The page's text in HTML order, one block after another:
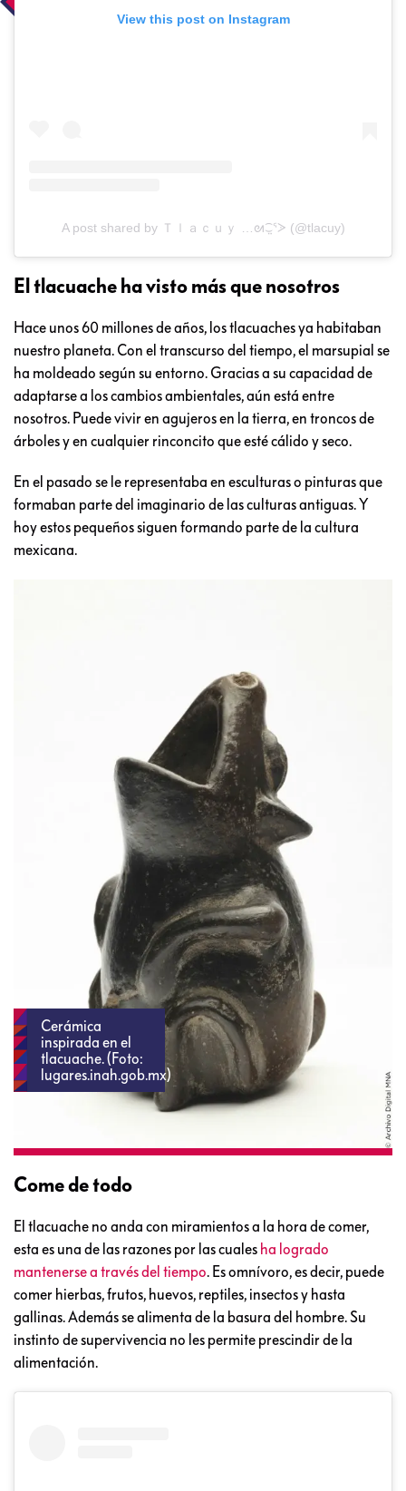
View this post on Instagram
A post shared by Ｔｌａｃｕｙ …ᘛ⁐̤ᕐᐷ (@tlacuy)
El tlacuache ha visto más que nosotros
Hace unos 60 millones de años, los tlacuaches ya habitaban
nuestro planeta. Con el transcurso del tiempo, el marsupial se
ha moldeado según su entorno. Gracias a su capacidad de
adaptarse a los cambios ambientales, aún está entre
nosotros. Puede vivir en agujeros en la tierra, en troncos de
árboles y en cualquier rinconcito que esté cálido y seco.
En el pasado se le representaba en esculturas o pinturas que
formaban parte del imaginario de las culturas antiguas. Y
hoy estos pequeños siguen formando parte de la cultura
mexicana.
Cerámica
inspirada en el
tlacuache. (Foto:
lugares.inah.gob.mx)
Come de todo
El tlacuache no anda con miramientos a la hora de comer,
esta es una de las razones por las cuales ha logrado
mantenerse a través del tiempo. Es omnívoro, es decir, puede
comer hierbas, frutos, huevos, reptiles, insectos y hasta
gallinas. Además se alimenta de la basura del hombre. Su
instinto de supervivencia no les permite prescindir de la
alimentación.